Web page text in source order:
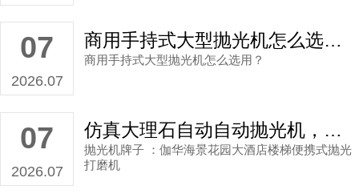
07
2026.07
商用手持式大型抛光机怎么选用？
商用手持式大型抛光机怎么选用？
07
2026.07
仿真大理石自动自动抛光机，海景花园大酒店楼梯便携式抛光打磨机厂家直销案例
抛光机牌子 ：伽华海景花园大酒店楼梯便携式抛光
打磨机